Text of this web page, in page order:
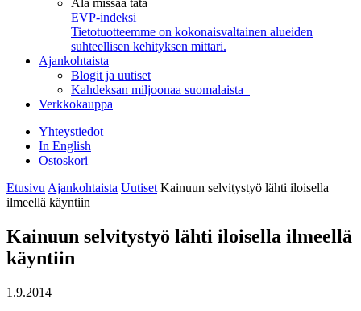
Älä missaa tätä
EVP-indeksi
Tietotuotteemme on kokonaisvaltainen alueiden
suhteellisen kehityksen mittari.
Ajankohtaista
Blogit ja uutiset
Kahdeksan miljoonaa suomalaista
Verkkokauppa
Yhteystiedot
In English
Ostoskori
Etusivu Ajankohtaista Uutiset Kainuun selvitystyö lähti iloisella
ilmeellä käyntiin
Kainuun selvitystyö lähti iloisella ilmeellä
käyntiin
1.9.2014